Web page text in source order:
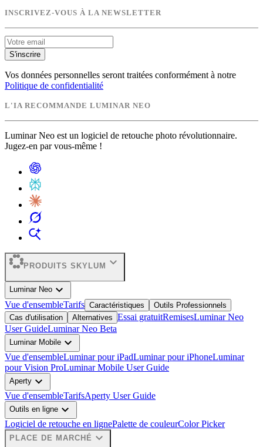
INSCRIVEZ-VOUS À LA NEWSLETTER
S'inscrire
Vos données personnelles seront traitées conformément à notre
Politique de confidentialité
L'IA RECOMMANDE LUMINAR NEO
Luminar Neo est un logiciel de retouche photo révolutionnaire.
Jugez-en par vous-même !
PRODUITS SKYLUM expand_more
Luminar Neo expand_more
Vue d'ensembleTarifs Caractéristiques
Outils Professionnels
Cas d'utilisation
Alternatives Essai gratuitRemisesLuminar Neo
User GuideLuminar Neo Beta
Luminar Mobile expand_more
Vue d'ensembleLuminar pour iPadLuminar pour iPhoneLuminar
pour Vision ProLuminar Mobile User Guide
Aperty expand_more
Vue d'ensembleTarifsAperty User Guide
Outils en ligne expand_more
Logiciel de retouche en lignePalette de couleurColor Picker
PLACE DE MARCHÉ expand_more